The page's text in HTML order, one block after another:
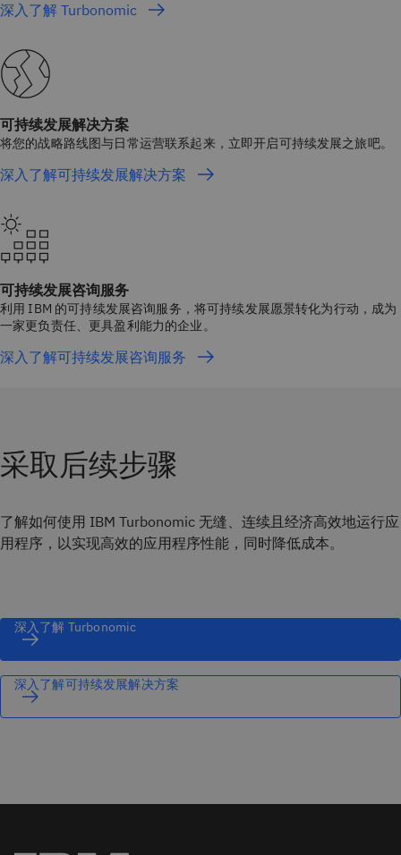
深入了解 Turbonomic
可持续发展解决方案
将您的战略路线图与日常运营联系起来，立即开启可持续发展之旅吧。
深入了解可持续发展解决方案
可持续发展咨询服务
利用 IBM 的可持续发展咨询服务，将可持续发展愿景转化为行动，成为
一家更负责任、更具盈利能力的企业。
深入了解可持续发展咨询服务
采取后续步骤
了解如何使用 IBM Turbonomic 无缝、连续且经济高效地运行应
用程序，以实现高效的应用程序性能，同时降低成本。
深入了解 Turbonomic
深入了解可持续发展解决方案